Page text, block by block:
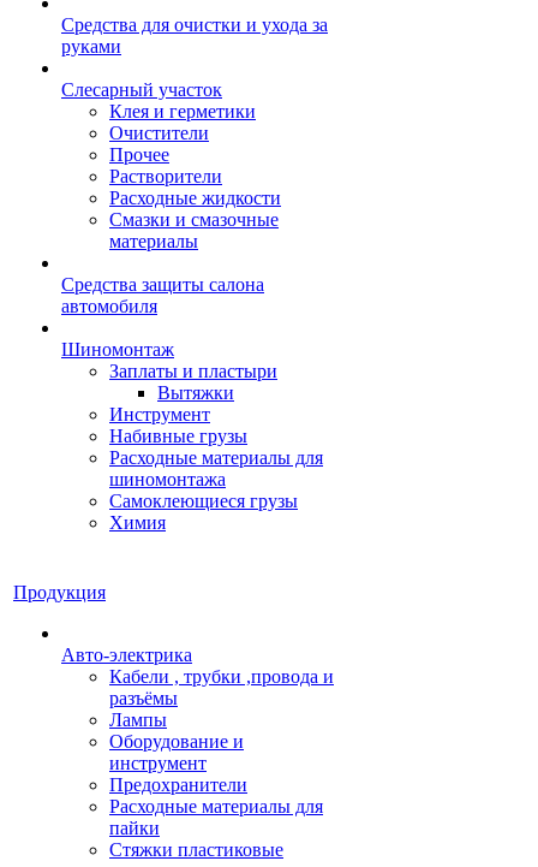
Средства для очистки и ухода за
руками
Слесарный участок
Клея и герметики
Очистители
Прочее
Растворители
Расходные жидкости
Смазки и смазочные
материалы
Средства защиты салона
автомобиля
Шиномонтаж
Заплаты и пластыри
Вытяжки
Инструмент
Набивные грузы
Расходные материалы для
шиномонтажа
Самоклеющиеся грузы
Химия
Продукция
Авто-электрика
Кабели , трубки ,провода и
разъёмы
Лампы
Оборудование и
инструмент
Предохранители
Расходные материалы для
пайки
Стяжки пластиковые